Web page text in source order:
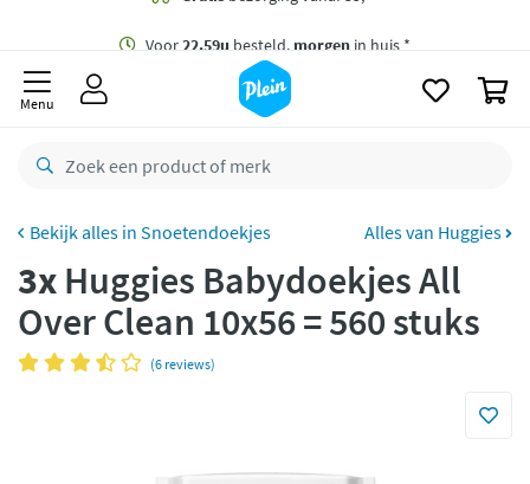
besteld,
retourneren
CO2 neutraal
Betaal met Klarna
Menu
Snoetendoekjes Alles van Huggies
3x Huggies Babydoekjes All
Over Clean 10x56 = 560 stuks
(6 reviews)